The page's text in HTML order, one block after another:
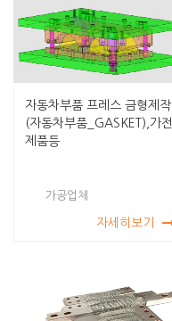
자동차부품 프레스 금형제작
(자동차부품_GASKET),가전
제품등
가공업체
자세히보기